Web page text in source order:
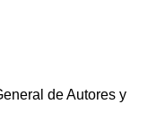
de Autores y